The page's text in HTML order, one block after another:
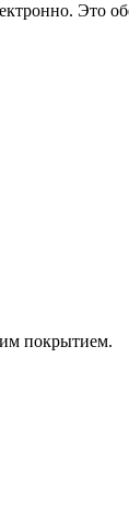
Это
покрытием.